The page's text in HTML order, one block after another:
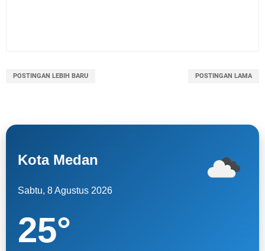
POSTINGAN LEBIH BARU POSTINGAN LAMA
Kota Medan
Sabtu, 8 Agustus 2026
25°